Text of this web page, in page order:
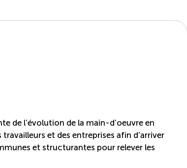
de l’évolution de la main-d’oeuvre en
et des entreprises afin d’arriver
et structurantes pour relever les